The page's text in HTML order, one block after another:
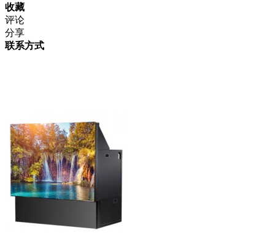
收藏
评论
分享
联系方式